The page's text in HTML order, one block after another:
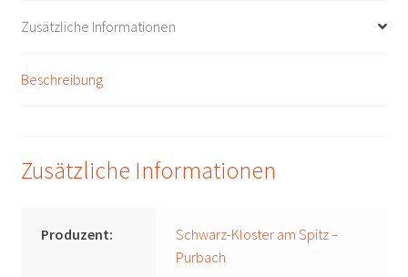
-
Menge
Zusätzliche Informationen
Beschreibung
Zusätzliche Informationen
Produzent:
Schwarz-Kloster am Spitz –
Purbach